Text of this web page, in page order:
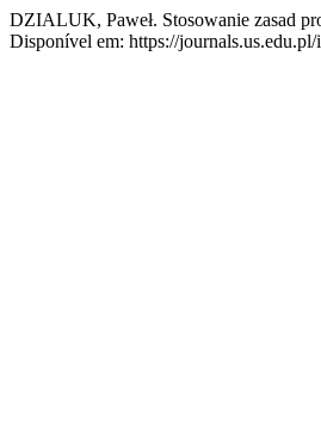
DZIALUK, Paweł. Stosowanie zasad
Disponível em: https://